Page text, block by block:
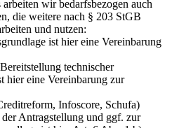
wir bedarfsbezogen auch
die weitere nach § 203 StGB
und nutzen:
ist hier eine Vereinbarung
technischer
hier eine Vereinbarung zur
Infoscore, Schufa)
Antragstellung und ggf. zur